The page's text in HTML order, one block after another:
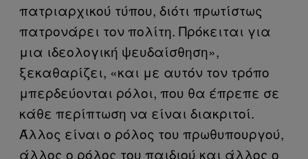
πατριαρχικού τύπου, διότι πρωτίστως
πατρονάρει τον πολίτη. Πρόκειται για
μια ιδεολογική ψευδαίσθηση»,
ξεκαθαρίζει, «και με αυτόν τον τρόπο
μπερδεύονται ρόλοι, που θα έπρεπε σε
κάθε περίπτωση να είναι διακριτοί.
Άλλος είναι ο ρόλος του πρωθυπουργού,
άλλος ο ρόλος του παιδιού και άλλος ο